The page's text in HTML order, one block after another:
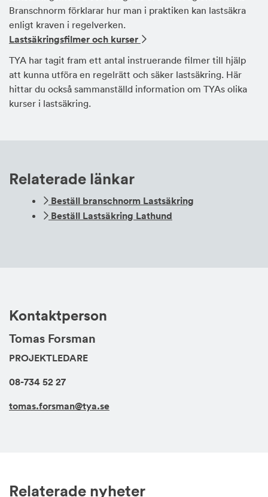
Branschnorm förklarar hur man i praktiken kan lastsäkra
enligt kraven i regelverken.
Lastsäkringsfilmer och kurser
TYA har tagit fram ett antal instruerande filmer till hjälp
att kunna utföra en regelrätt och säker lastsäkring. Här
hittar du också sammanställd information om TYAs olika
kurser i lastsäkring.
Relaterade länkar
Beställ branschnorm Lastsäkring
Beställ Lastsäkring Lathund
Kontaktperson
Tomas Forsman
PROJEKTLEDARE
08-734 52 27
tomas.forsman@tya.se
Relaterade nyheter